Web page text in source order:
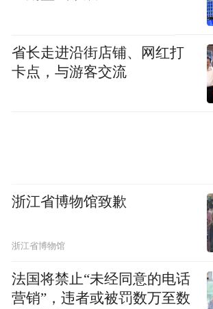
让世界领略山水江湖
从庐山瀑布名扬海
到柴桑“潮汐菜场”凭借温
“特别声明：以上作品内容(包括在内
频)为凤凰网旗下自媒体平台“大风号
Notice: The content above
pictures and audios if any) is
by the user of Dafeng Hao, which is
省长走进沿街店铺、网红打
卡点，与游客交流
浙江省博物馆致歉
浙江省博物馆
法国将禁止“未经同意的电话
营销”，违者或被罚数万至数